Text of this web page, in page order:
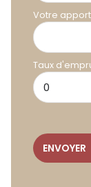
Votre
Taux
ENVOYER